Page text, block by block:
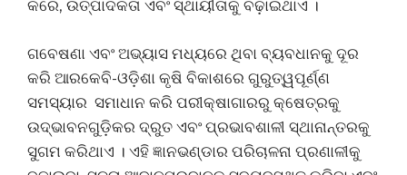
କରେ, ଉତ୍ପାଦକତା ଏବଂ ସ୍ଥାୟୀତାକୁ ବଢ଼ାଇଥାଏ ।
ଗବେଷଣା ଏବଂ ଅଭ୍ୟାସ ମଧ୍ୟରେ ଥିବା ବ୍ୟବଧାନକୁ ଦୂର
କରି ଆରକେବି-ଓଡ଼ିଶା କୃଷି ବିକାଶରେ ଗୁରୁତ୍ୱପୂର୍ଣ୍ଣ
ସମସ୍ୟାର ସମାଧାନ କରି ପରୀକ୍ଷାଗାରରୁ କ୍ଷେତ୍ରକୁ
ଉଦ୍ଭାବନଗୁଡ଼ିକର ଦ୍ରୁତ ଏବଂ ପ୍ରଭାବଶାଳୀ ସ୍ଥାନାନ୍ତରକୁ
ସୁଗମ କରିଥାଏ । ଏହି ଜ୍ଞାନଭଣ୍ଡାର ପରିଚାଳନା ପ୍ରଣାଳୀକୁ